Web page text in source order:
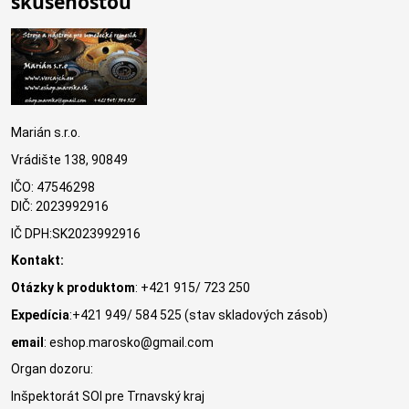
Marián s.r.o.
Vrádište 138, 90849
IČO: 47546298
DIČ: 2023992916
IČ DPH:SK2023992916
Kontakt:
Otázky k produktom: +421 915/ 723 250
Expedícia:+421 949/ 584 525 (stav skladových zásob)
email: eshop.marosko@gmail.com
Organ dozoru:
Inšpektorát SOI pre Trnavský kraj